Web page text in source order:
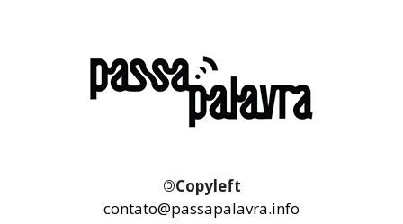
©Copyleft
contato@passapalavra.info